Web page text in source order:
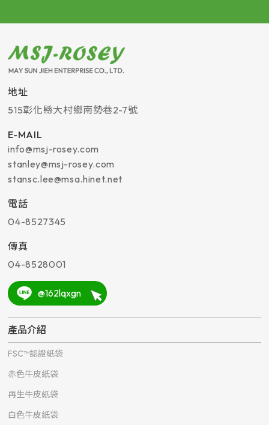
地址
515彰化縣大村鄉南勢巷2-7號
E-MAIL
info@msj-rosey.com
stanley@msj-rosey.com
stansc.lee@msa.hinet.net
電話
04-8527345
傳真
04-8528001
@162lqxgn
產品介紹
FSC™認證紙袋
赤色牛皮紙袋
再生牛皮紙袋
白色牛皮紙袋